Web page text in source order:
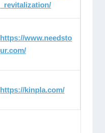
_revitalization/
https://www.needsto
ur.com/
https://kinpla.com/